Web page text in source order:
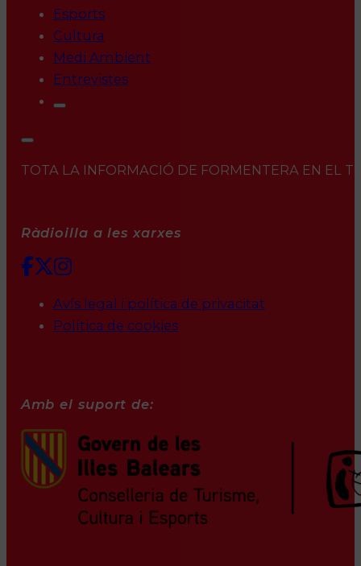
Esports
Cultura
Medi Ambient
Entrevistes
TOTA LA INFORMACIÓ DE FORMENTERA EN EL
Ràdioilla a les xarxes
Avís legal i política de privacitat
Política de cookies
Amb el suport de: